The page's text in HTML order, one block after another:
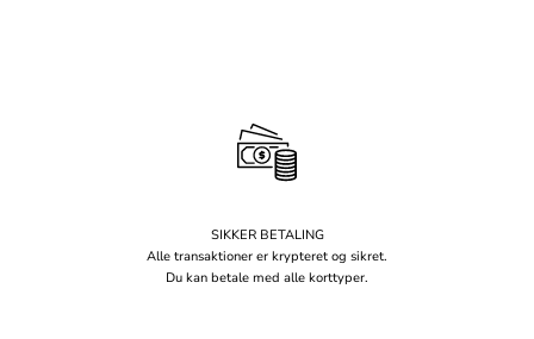
SIKKER BETALING
Alle transaktioner er krypteret og sikret.
Du kan betale med alle korttyper.